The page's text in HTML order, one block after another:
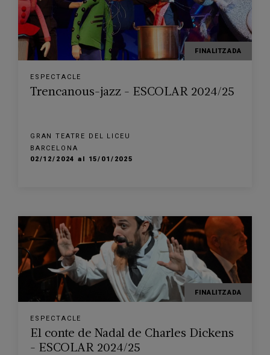
FINALITZADA
ESPECTACLE
Trencanous-jazz - ESCOLAR 2024/25
GRAN TEATRE DEL LICEU
BARCELONA
02/12/2024 al 15/01/2025
FINALITZADA
ESPECTACLE
El conte de Nadal de Charles Dickens
- ESCOLAR 2024/25